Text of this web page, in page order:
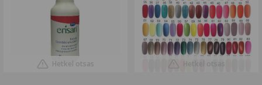
Hetkel otsas Hetkel otsas